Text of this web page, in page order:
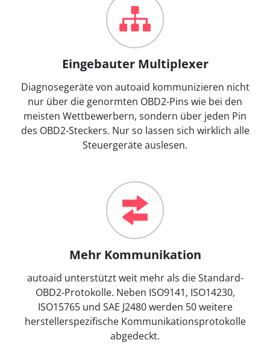
Eingebauter Multiplexer
Diagnosegeräte von autoaid kommunizieren nicht
nur über die genormten OBD2-Pins wie bei den
meisten Wettbewerbern, sondern über jeden Pin
des OBD2-Steckers. Nur so lassen sich wirklich alle
Steuergeräte auslesen.
Mehr Kommunikation
autoaid unterstützt weit mehr als die Standard-
OBD2-Protokolle. Neben ISO9141, ISO14230,
ISO15765 und SAE J2480 werden 50 weitere
herstellerspezifische Kommunikationsprotokolle
abgedeckt.